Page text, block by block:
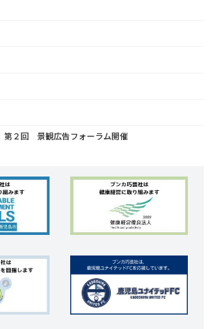
第２回 景観広告フォーラム開催